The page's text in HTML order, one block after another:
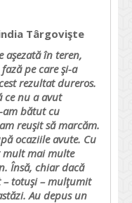
Târgovişte
aşezată în teren,
pe care şi-a
rezultat dureros.
ce nu a avut
am bătut cu
reuşit să marcăm.
ocaziile avute. Cu
mult mai multe
Însă, chiar dacă
– totuşi – mulţumit
Au depus un